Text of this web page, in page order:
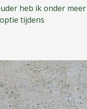
heb ik onder meer
tijdens